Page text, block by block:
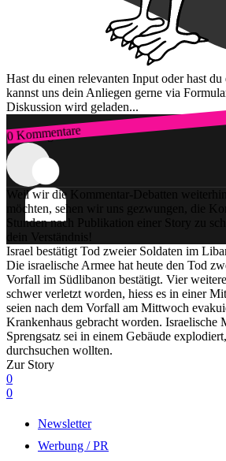
Hast du einen relevanten Input oder hast
kannst uns dein Anliegen gerne via
Diskussion wird geladen...
0 Kommentare
Zum Login
Weil wir die Kommentar-Debatten weiterhin
möchten, sehen wir uns gezwungen, die
Stunden nach Publikation einer Story zu
dein Verständnis!
Israel bestätigt Tod zweier Soldaten im
Die israelische Armee hat heute den Tod
Vorfall im Südlibanon bestätigt. Vier
schwer verletzt worden, hiess es in einer
seien nach dem Vorfall am Mittwoch
Krankenhaus gebracht worden. Israelische
Sprengsatz sei in einem Gebäude
durchsuchen wollten.
Zur Story
0
0
Newsletter
Werbung / PR